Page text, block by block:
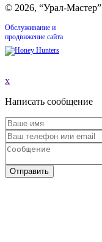
© 2026, “Урал-Мастер”
Обслуживание и
продвижение сайта
x
Написать сообщение
Отправить